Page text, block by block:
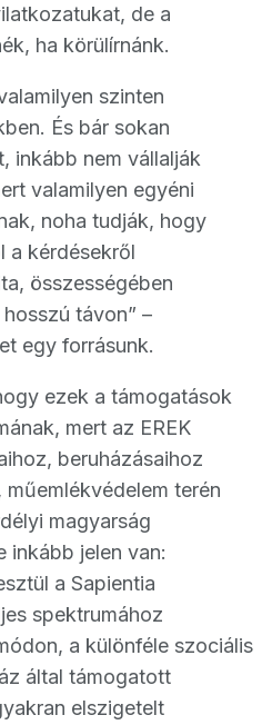
de a
ha körülírnánk.
szinten
És bár sokan
inkább nem vállalják
valamilyen egyéni
noha tudják, hogy
a kérdésekről
összességében
távon” –
egy forrásunk.
ezek a támogatások
mert az EREK
beruházásaihoz
terén
magyarság
inkább jelen van:
a Sapientia
spektrumához
a különféle szociális
által támogatott
elszigetelt